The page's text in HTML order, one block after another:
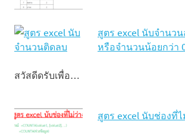
สูตร excel นับจํานว
หรือจำนวนน้อยกว่า
สวัสดีดรับเพื่อ…
สูตร excel นับช่องที่ไ